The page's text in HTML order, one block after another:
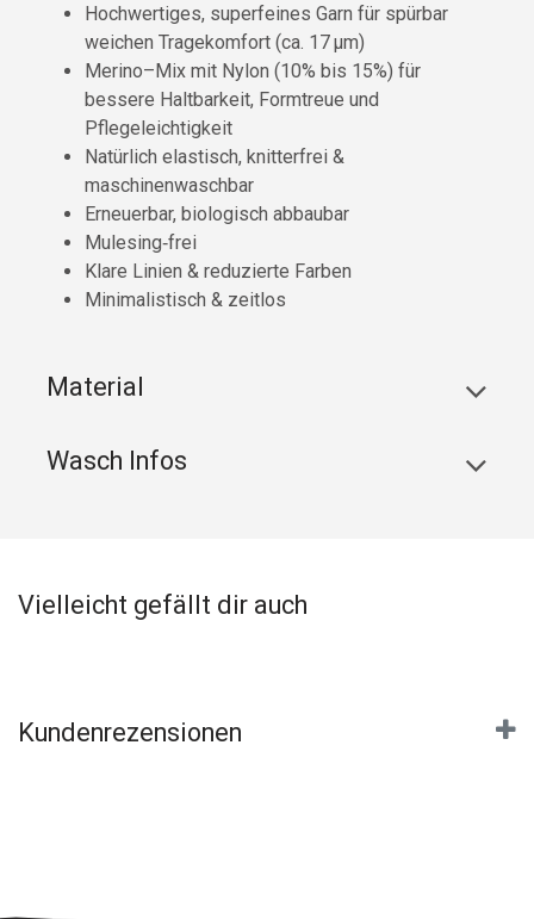
Hochwertiges, superfeines Garn für spürbar
weichen Tragekomfort (ca. 17 µm)
Merino–Mix mit Nylon (10% bis 15%) für
bessere Haltbarkeit, Formtreue und
Pflegeleichtigkeit
Natürlich elastisch, knitterfrei &
maschinenwaschbar
Erneuerbar, biologisch abbaubar
Mulesing‑frei
Klare Linien & reduzierte Farben
Minimalistisch & zeitlos
Material
Wasch Infos
Vielleicht gefällt dir auch
Kundenrezensionen